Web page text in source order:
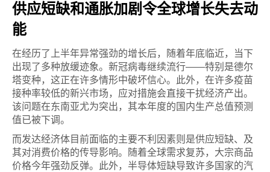
供应短缺和通胀加剧令全球增长失去动
能
在经历了上半年异常强劲的增长后，随着年底临近，当下
出现了多种放缓迹象。新冠病毒继续流行——特别是德尔
塔变种，这正在许多情形中破坏信心。此外，在许多疫苗
接种率较低的新兴市场，应对措施会直接干扰经济产出。
该问题在东南亚尤为突出，其本年度的国内生产总值预测
值已被下调。
而发达经济体目前面临的主要不利因素则是供应短缺、及
其对消费价格的传导影响。随着全球需求复苏，大宗商品
价格今年强劲反弹。此外，半导体短缺导致许多国家的汽